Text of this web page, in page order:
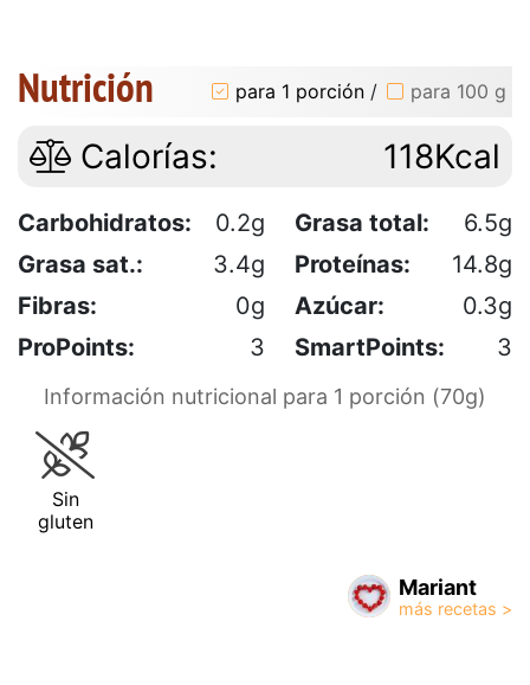
Nutrición para 1 porción / para 100 g
Calorías: 118Kcal
Carbohidratos: 0.2g Grasa total:
6.5g
Grasa sat.:
3.4g Proteínas:
14.8g
Fibras:
0g Azúcar:
0.3g
ProPoints:
3 SmartPoints: 3
Información nutricional para 1 porción (70g)
Sin
gluten
Mariant